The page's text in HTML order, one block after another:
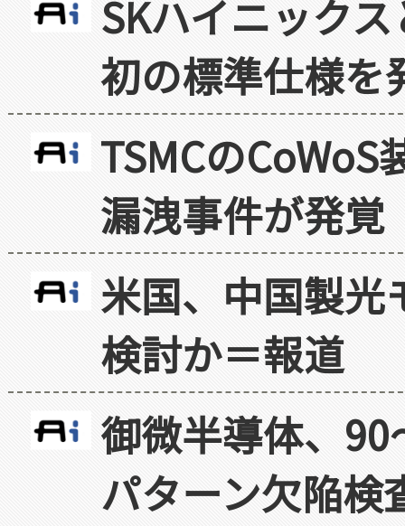
SKハイニック
初の標準仕様を
TSMCの
漏洩事件が発覚
米国、中国製光
検討か＝報道
御微半導体、
パターン欠陥検